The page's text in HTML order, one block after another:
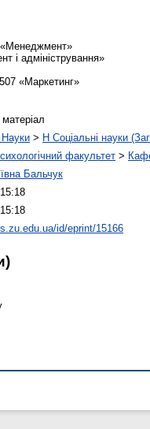
«Менеджмент»
і адміністрування»
«Маркетинг»
Науки > H Соціальні науки
факультет >
Бальчук
id/eprint/15166